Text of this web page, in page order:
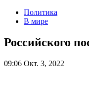
Политика
В мире
Российского
09:06 Окт. 3, 2022